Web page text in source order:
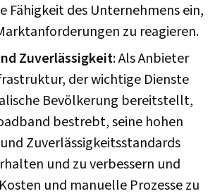
Fähigkeit des Unternehmens ein,
zu reagieren.
Zuverlässigkeit: Als Anbieter
der wichtige Dienste
Bevölkerung bereitstellt,
bestrebt, seine hohen
Zuverlässigkeitsstandards
und zu verbessern und
und manuelle Prozesse zu